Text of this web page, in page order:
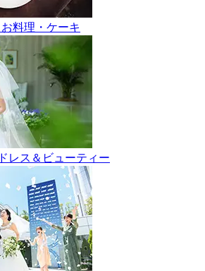
お料理・ケーキ
ドレス＆ビューティー